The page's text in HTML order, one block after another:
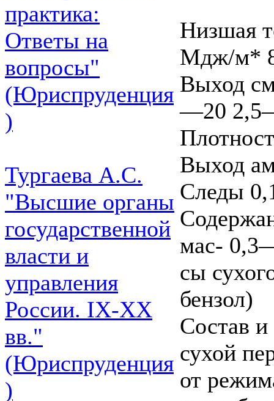
практика:
Ответы на
вопросы"
(Юриспруденция
)
Тургаева А.С.
"Высшие органы
государственной
власти и
управления
России. IХ-ХХ
вв."
(Юриспруденция
)
Низшая
Мдж/м*
Выход
—20
Выход
Следы
мас-
сы
бензол)
Состав и
сухой
от